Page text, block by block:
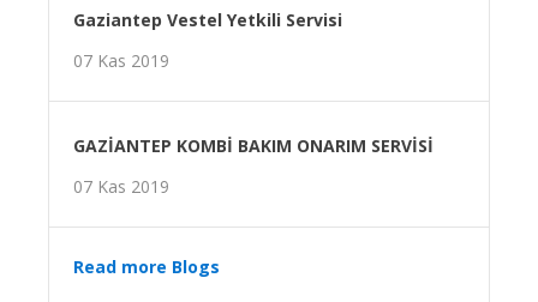
Gaziantep Vestel Yetkili Servisi
07 Kas 2019
GAZİANTEP KOMBİ BAKIM ONARIM SERVİSİ
07 Kas 2019
Read more Blogs